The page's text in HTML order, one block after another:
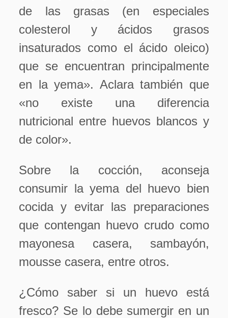
de las grasas (en especiales
colesterol y ácidos grasos
insaturados como el ácido oleico)
que se encuentran principalmente
en la yema». Aclara también que
«no existe una diferencia
nutricional entre huevos blancos y
de color».
Sobre la cocción, aconseja
consumir la yema del huevo bien
cocida y evitar las preparaciones
que contengan huevo crudo como
mayonesa casera, sambayón,
mousse casera, entre otros.
¿Cómo saber si un huevo está
fresco? Se lo debe sumergir en un